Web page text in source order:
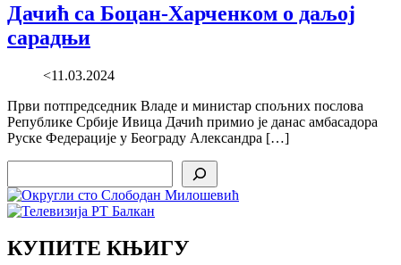
Дачић са Боцан-Харченком о даљој
сарадњи
<11.03.2024
Први потпредседник Владе и министар спољних послова
Републике Србије Ивица Дачић примио је данас амбасадора
Руске Федерације у Београду Александра […]
КУПИТЕ КЊИГУ